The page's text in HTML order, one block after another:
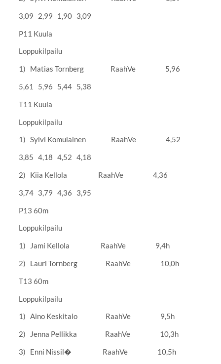
3,09 2,99 1,90 3,09
P11 Kuula
Loppukilpailu
1) Matias Tornberg RaahVe 5,96
5,61 5,96 5,44 5,38
T11 Kuula
Loppukilpailu
1) Sylvi Komulainen RaahVe 4,52
3,85 4,18 4,52 4,18
2) Kiia Kellola RaahVe 4,36
3,74 3,79 4,36 3,95
P13 60m
Loppukilpailu
1) Jami Kellola RaahVe 9,4h
2) Lauri Tornberg RaahVe 10,0h
T13 60m
Loppukilpailu
1) Aino Keskitalo RaahVe 9,5h
2) Jenna Pellikka RaahVe 10,3h
3) Enni Nissil� RaahVe 10,5h